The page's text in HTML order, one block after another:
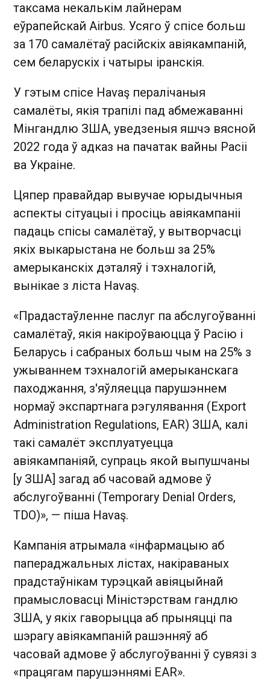
таксама некалькім лайнерам
еўрапейскай Airbus. Усяго ў спісе больш
за 170 самалётаў расійскіх авіякампаній,
сем беларускіх і чатыры іранскія.
У гэтым спісе Havaş пералічаныя
самалёты, якія трапілі пад абмежаванні
Мінгандлю ЗША, уведзеныя яшчэ вясной
2022 года ў адказ на пачатак вайны Расіі
ва Украіне.
Цяпер правайдар вывучае юрыдычныя
аспекты сітуацыі і просіць авіякампаніі
падаць спісы самалётаў, у вытворчасці
якіх выкарыстана не больш за 25%
амерыканскіх дэталяў і тэхналогій,
вынікае з ліста Havaş.
«Прадастаўленне паслуг па абслугоўванні
самалётаў, якія накіроўваюцца ў Расію і
Беларусь і сабраных больш чым на 25% з
ужываннем тэхналогій амерыканскага
паходжання, з'яўляецца парушэннем
нормаў экспартнага рэгулявання (Export
Administration Regulations, EAR) ЗША, калі
такі самалёт эксплуатуецца
авіякампаніяй, супраць якой выпушчаны
[у ЗША] загад аб часовай адмове ў
абслугоўванні (Temporary Denial Orders,
TDO)», — піша Havaş.
Кампанія атрымала «інфармацыю аб
папераджальных лістах, накіраваных
прадстаўнікам турэцкай авіяцыйнай
прамысловасці Міністэрствам гандлю
ЗША, у якіх гаворыцца аб прыняцці па
шэрагу авіякампаній рашэнняў аб
часовай адмове ў абслугоўванні ў сувязі з
«працягам парушэннямі EAR».